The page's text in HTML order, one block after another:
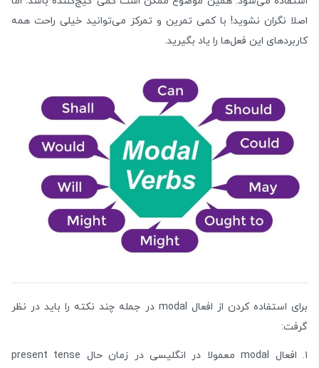
اصلا نگران نشوید! با کمی تمرین و تمرکز می‌توانید خیلی راحت همه
کاربردهای این فعل‌ها را یاد بگیرید.
برای استفاده کردن از افعال modal در جمله چند نکته را باید در نظر
گرفت:
۱. افعال modal معمولا در انگلیسی در زمان حال present tense